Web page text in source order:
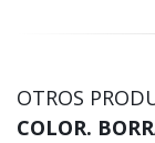
OTROS
COLOR.